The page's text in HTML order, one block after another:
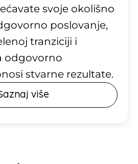
svoje okolišno
poslovanje,
tranziciji i
odgovorno
stvarne rezultate.
više